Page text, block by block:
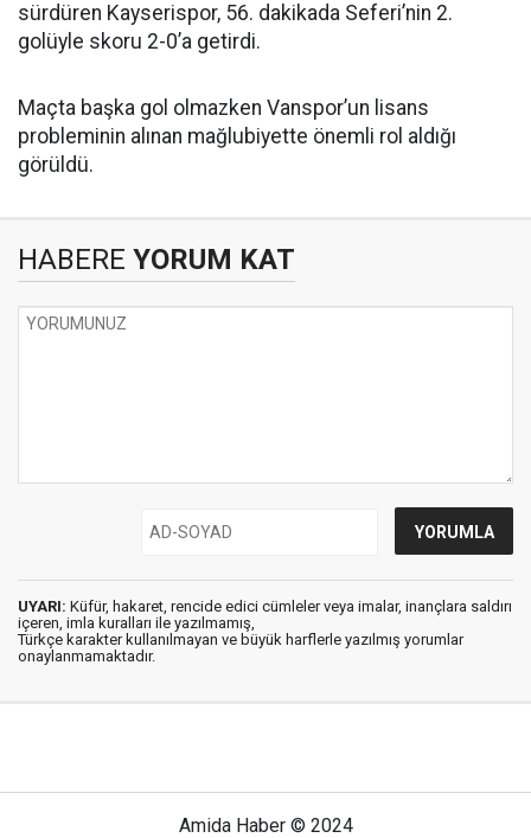
sürdüren Kayserispor, 56. dakikada Seferi’nin 2.
golüyle skoru 2-0’a getirdi.
Maçta başka gol olmazken Vanspor’un lisans
probleminin alınan mağlubiyette önemli rol aldığı
görüldü.
HABERE YORUM KAT
UYARI: Küfür, hakaret, rencide edici cümleler veya imalar, inançlara saldırı
içeren, imla kuralları ile yazılmamış,
Türkçe karakter kullanılmayan ve büyük harflerle yazılmış yorumlar
onaylanmamaktadır.
Amida Haber © 2024